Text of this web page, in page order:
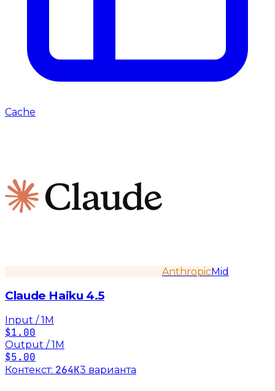
Cache
AnthropicMid
Claude Haiku 4.5
Input / 1M
$1.00
Output / 1M
$5.00
Контекст: 264K3 варианта